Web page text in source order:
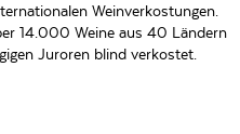
Weinverkostungen.
14.000 Weine aus 40 Ländern
Juroren blind verkostet.